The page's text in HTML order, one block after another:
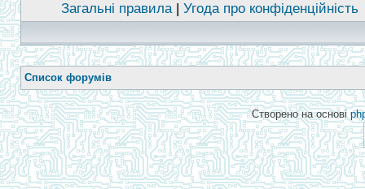
Загальні правила| Угода про конфіденційність
Список форумів
Створено на основі